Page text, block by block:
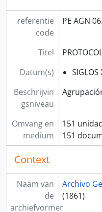
referentie
code
PE AGN
Titel
Datum(s)
Beschrijvin
gsniveau
Omvang en
medium
151
151
Context
Naam van
de
archiefvormer
Archivo
(1861)